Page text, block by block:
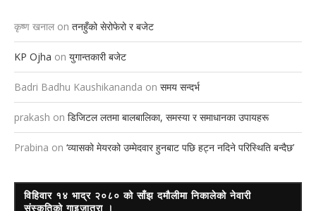
कृष्ण खनाल on तनहुँको सेरोफेरो र बजेट
KP Ojha on युगान्तकारी बजेट
Badri Badhu Kaushikananda on समय सन्दर्भ
prakash on डिजिटल लतमा बालबालिका, समस्या र समाधानका उपायहरू
Prabina on ‘व्यासको मेयरको उम्मेदवार हुनबाट पछि हट्न नदिने परिस्थिति बन्दैछ’
विहिवार १४ भाद्र २०८० को साँझ दमौलीमा निकालेको नेवारी
संस्कृतिको गाइजात्रा ।